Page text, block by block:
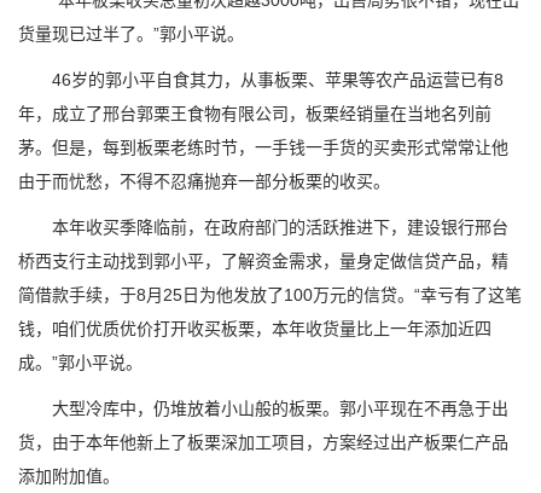
货量现已过半了。”郭小平说。
46岁的郭小平自食其力，从事板栗、苹果等农产品运营已有8
年，成立了邢台郭栗王食物有限公司，板栗经销量在当地名列前
茅。但是，每到板栗老练时节，一手钱一手货的买卖形式常常让他
由于而忧愁，不得不忍痛抛弃一部分板栗的收买。
本年收买季降临前，在政府部门的活跃推进下，建设银行邢台
桥西支行主动找到郭小平，了解资金需求，量身定做信贷产品，精
简借款手续，于8月25日为他发放了100万元的信贷。“幸亏有了这笔
钱，咱们优质优价打开收买板栗，本年收货量比上一年添加近四
成。”郭小平说。
大型冷库中，仍堆放着小山般的板栗。郭小平现在不再急于出
货，由于本年他新上了板栗深加工项目，方案经过出产板栗仁产品
添加附加值。